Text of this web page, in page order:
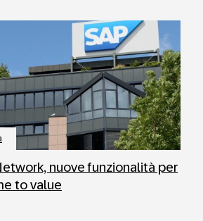
nuove funzionalità per
to value